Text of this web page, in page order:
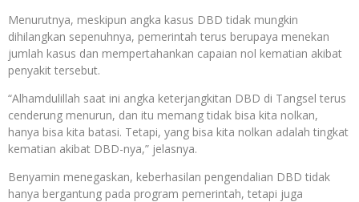
Menurutnya, meskipun angka kasus DBD tidak mungkin
dihilangkan sepenuhnya, pemerintah terus berupaya menekan
jumlah kasus dan mempertahankan capaian nol kematian akibat
penyakit tersebut.
“Alhamdulillah saat ini angka keterjangkitan DBD di Tangsel terus
cenderung menurun, dan itu memang tidak bisa kita nolkan,
hanya bisa kita batasi. Tetapi, yang bisa kita nolkan adalah tingkat
kematian akibat DBD-nya,” jelasnya.
Benyamin menegaskan, keberhasilan pengendalian DBD tidak
hanya bergantung pada program pemerintah, tetapi juga